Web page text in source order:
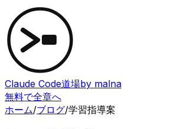
Claude Code道場by malna
無料で全章へ
ホーム/ブログ/学習指導案